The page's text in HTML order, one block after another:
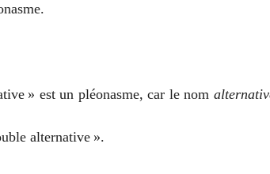
» est un pléonasme, car le nom
alternative ».